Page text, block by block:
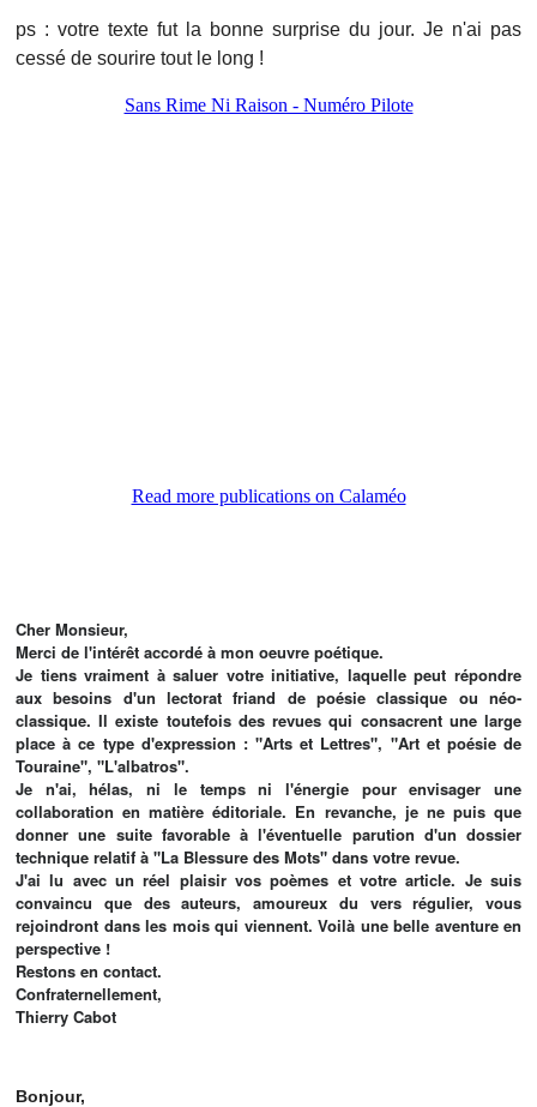
ps : votre texte fut la bonne surprise du jour. Je n'ai pas
cessé de sourire tout le long !
Cher Monsieur,
Merci de l'intérêt accordé à mon oeuvre poétique.
Je tiens vraiment à saluer votre initiative, laquelle peut répondre
aux besoins d'un lectorat friand de poésie classique ou néo-
classique. Il existe toutefois des revues qui consacrent une large
place à ce type d'expression : "Arts et Lettres", "Art et poésie de
Touraine", "L'albatros".
Je n'ai, hélas, ni le temps ni l'énergie pour envisager une
collaboration en matière éditoriale. En revanche, je ne puis que
donner une suite favorable à l'éventuelle parution d'un dossier
technique relatif à "La Blessure des Mots" dans votre revue.
J'ai lu avec un réel plaisir vos poèmes et votre article. Je suis
convaincu que des auteurs, amoureux du vers régulier, vous
rejoindront dans les mois qui viennent. Voilà une belle aventure en
perspective !
Restons en contact.
Confraternellement,
Thierry Cabot
Bonjour,